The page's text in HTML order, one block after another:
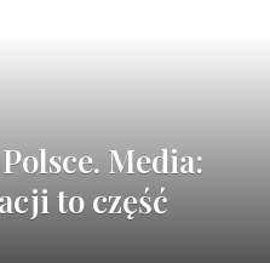
Media:
to część